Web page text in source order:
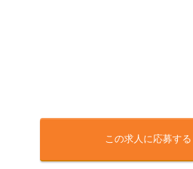
この求人に応募す